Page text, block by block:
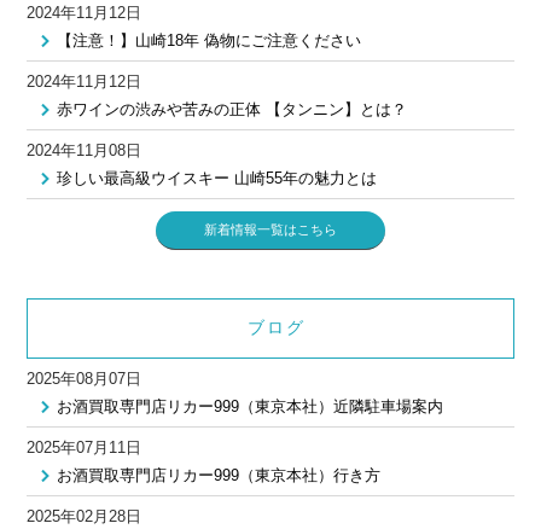
2024年11月12日
【注意！】山崎18年 偽物にご注意ください
2024年11月12日
赤ワインの渋みや苦みの正体 【タンニン】とは？
2024年11月08日
珍しい最高級ウイスキー 山崎55年の魅力とは
新着情報一覧はこちら
ブログ
2025年08月07日
お酒買取専門店リカー999（東京本社）近隣駐車場案内
2025年07月11日
お酒買取専門店リカー999（東京本社）行き方
2025年02月28日